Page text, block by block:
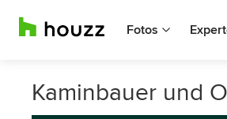
Fotos
Kaminbauer und